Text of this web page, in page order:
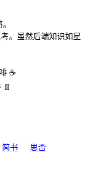
。虽然后端知识如星
☕️
简书
思否